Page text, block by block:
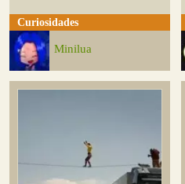
Curiosidades
Minilua